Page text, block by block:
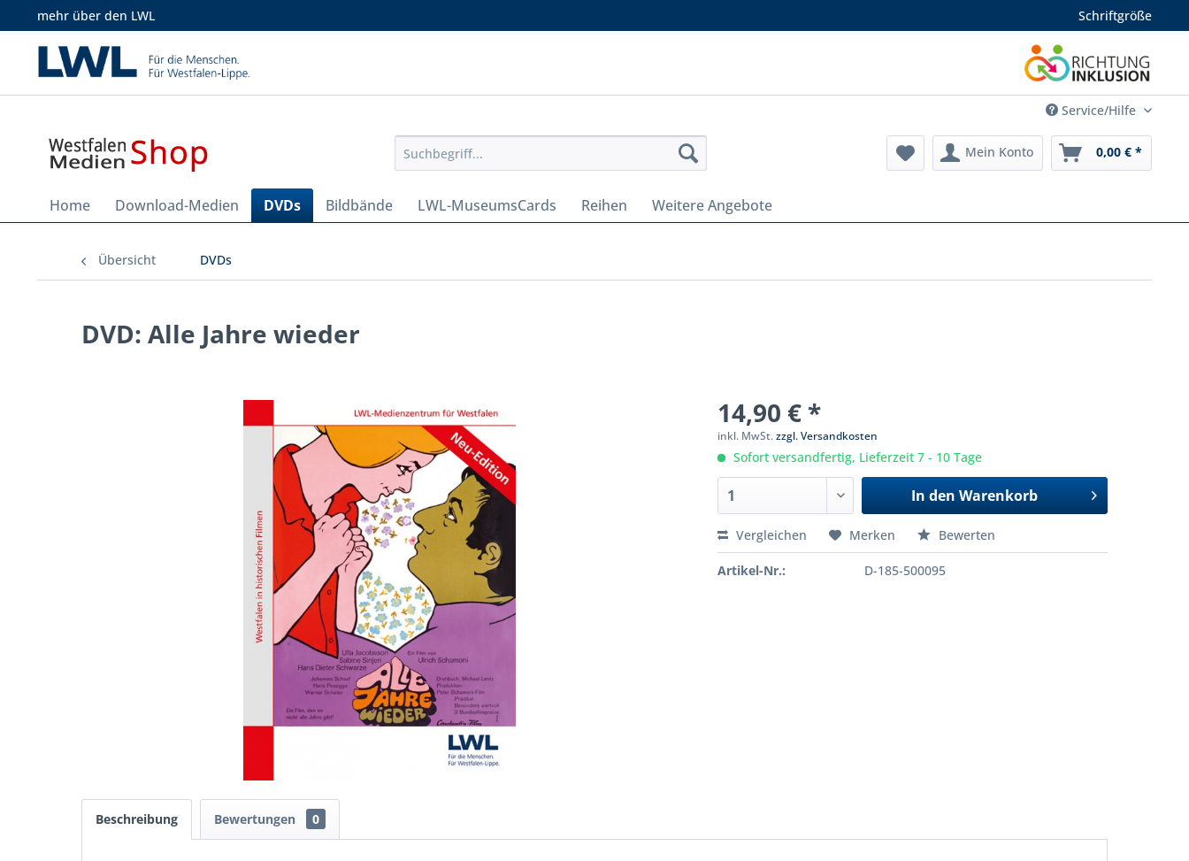
mehr über den LWL Schriftgröße
Service/Hilfe
Mein Konto 0,00 € *
Home Download-Medien DVDs Bildbände LWL-MuseumsCards Reihen Weitere Angebote
Übersicht DVDs
DVD: Alle Jahre wieder
14,90 € *
inkl. MwSt.zzgl. Versandkosten
Sofort versandfertig, Lieferzeit 7 - 10 Tage
In den Warenkorb
Vergleichen Merken Bewerten
Artikel-Nr.: D-185-500095
Beschreibung Bewertungen 0